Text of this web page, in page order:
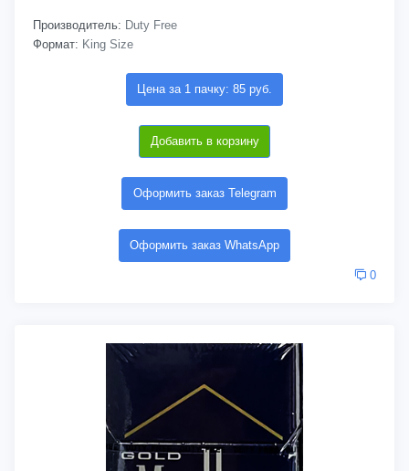
Производитель: Duty Free
Формат: King Size
Цена за 1 пачку: 85 руб.
Добавить в корзину
Оформить заказ Telegram
Оформить заказ WhatsApp
0